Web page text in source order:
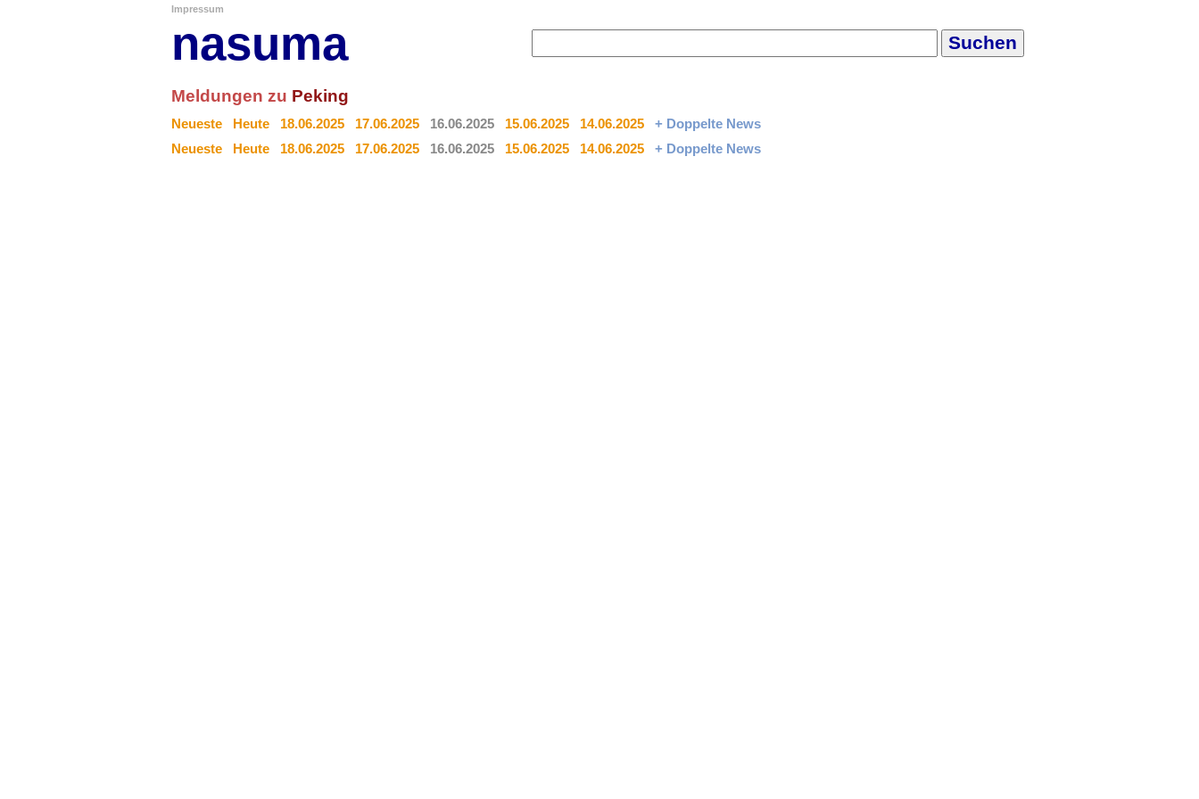
Impressum
nasuma
Meldungen zu Peking
Neueste Heute 18.06.2025 17.06.2025 16.06.2025 15.06.2025 14.06.2025
+ Doppelte News
Neueste
Heute 18.06.2025 17.06.2025 16.06.2025 15.06.2025 14.06.2025 + Doppelte News